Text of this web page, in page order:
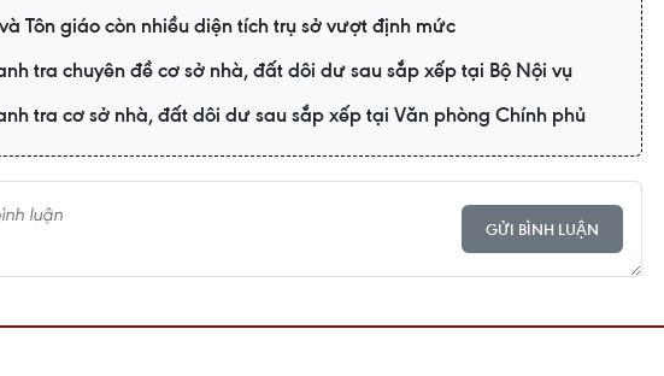
Tôn giáo còn nhiều diện tích trụ sở vượt định mức
tra chuyên đề cơ sở nhà, đất dôi dư sau sắp xếp tại Bộ Nội vụ
tra cơ sở nhà, đất dôi dư sau sắp xếp tại Văn phòng Chính phủ
GỬI BÌNH LUẬN